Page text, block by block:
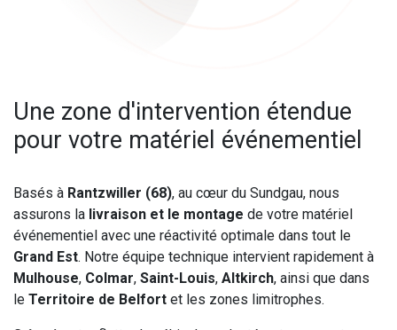
Une zone d'intervention étendue
pour votre matériel événementiel
Basés à Rantzwiller (68), au cœur du Sundgau, nous
assurons la livraison et le montage de votre matériel
événementiel avec une réactivité optimale dans tout le
Grand Est. Notre équipe technique intervient rapidement à
Mulhouse, Colmar, Saint-Louis, Altkirch, ainsi que dans
le Territoire de Belfort et les zones limitrophes.